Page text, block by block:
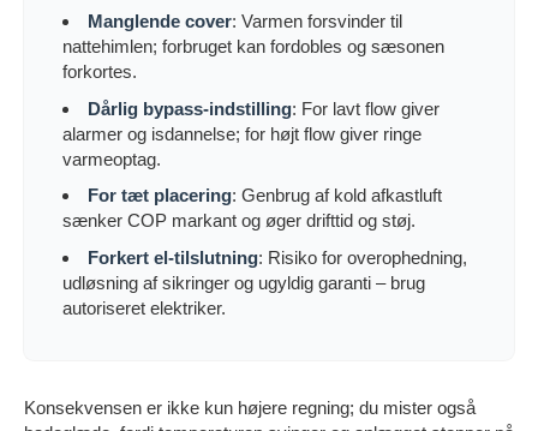
Manglende cover: Varmen forsvinder til
nattehimlen; forbruget kan fordobles og sæsonen
forkortes.
Dårlig bypass-indstilling: For lavt flow giver
alarmer og isdannelse; for højt flow giver ringe
varmeoptag.
For tæt placering: Genbrug af kold afkastluft
sænker COP markant og øger drifttid og støj.
Forkert el-tilslutning: Risiko for overophedning,
udløsning af sikringer og ugyldig garanti – brug
autoriseret elektriker.
Konsekvensen er ikke kun højere regning; du mister også